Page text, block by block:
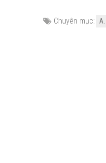
Chuyên mục: